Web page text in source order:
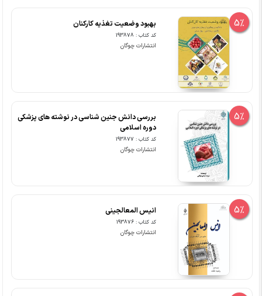
5% بهبود وضعیت تغذیه کارکنان
کد کتاب : 193878
انتشارات چوگان
5%
بررسی دانش جنین شناسی در نوشته های پزشکی
دوره اسلامی
کد کتاب : 193877
انتشارات چوگان
5% انیس المعالجینی
کد کتاب : 193876
انتشارات چوگان